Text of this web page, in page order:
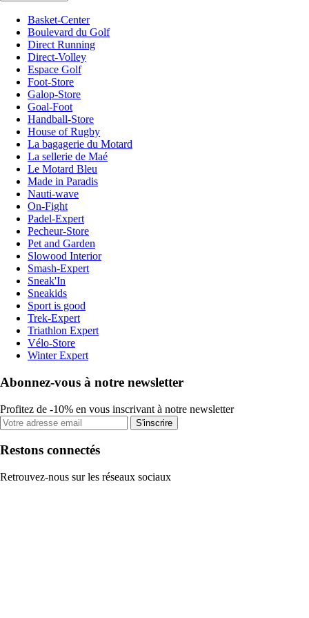
Basket-Center
Boulevard du Golf
Direct Running
Direct-Volley
Espace Golf
Foot-Store
Galop-Store
Goal-Foot
Handball-Store
House of Rugby
La bagagerie du Motard
La sellerie de Maé
Le Motard Bleu
Made in Paradis
Nauti-wave
On-Fight
Padel-Expert
Pecheur-Store
Pet and Garden
Slowood Interior
Smash-Expert
Sneak'In
Sneakids
Sport is good
Trek-Expert
Triathlon Expert
Vélo-Store
Winter Expert
Abonnez-vous à notre newsletter
Profitez de -10% en vous inscrivant à notre newsletter
S'inscrire
Restons connectés
Retrouvez-nous sur les réseaux sociaux